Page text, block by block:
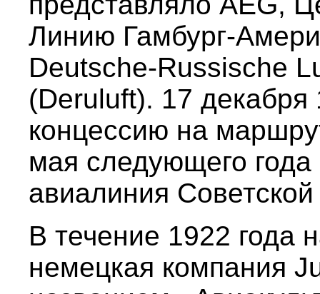
Линию Гамбург-
Deutsche-Russische
(Deruluft). 17 декабря
концессию на
мая следующего
авиалиния
В течение 1922 года
немецкая компания